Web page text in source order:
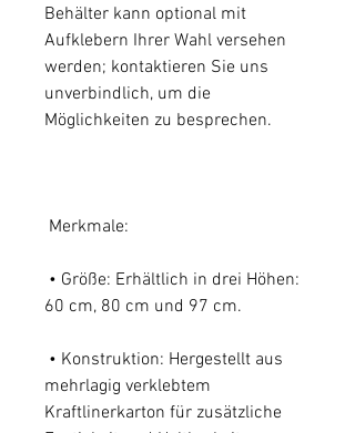
Behälter kann optional mit
Aufklebern Ihrer Wahl versehen
werden; kontaktieren Sie uns
unverbindlich, um die
Möglichkeiten zu besprechen.
Merkmale:
• Größe: Erhältlich in drei Höhen:
60 cm, 80 cm und 97 cm.
• Konstruktion: Hergestellt aus
mehrlagig verklebtem
Kraftlinerkarton für zusätzliche